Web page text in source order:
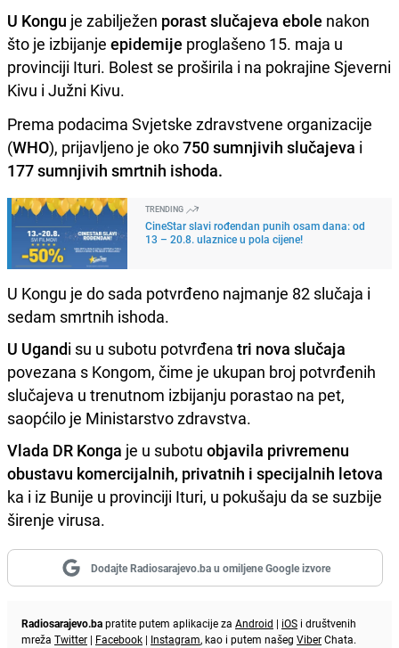
U Kongu je zabilježen porast slučajeva ebole nakon
što je izbijanje epidemije proglašeno 15. maja u
provinciji Ituri. Bolest se proširila i na pokrajine Sjeverni
Kivu i Južni Kivu.
Prema podacima Svjetske zdravstvene organizacije
(WHO), prijavljeno je oko750 sumnjivih slučajeva i
177 sumnjivih smrtnih ishoda.
TRENDING
CineStar slavi rođendan punih osam dana: od
13 – 20.8. ulaznice u pola cijene!
U Kongu je do sada potvrđeno najmanje 82 slučaja i
sedam smrtnih ishoda.
U Ugandi su u subotu potvrđena tri nova slučaja
povezana s Kongom, čime je ukupan broj potvrđenih
slučajeva u trenutnom izbijanju porastao na pet,
saopćilo je Ministarstvo zdravstva.
Vlada DR Konga je u subotu objavila privremenu
obustavu komercijalnih, privatnih i specijalnih letova
ka i iz Bunije u provinciji Ituri, u pokušaju da se suzbije
širenje virusa.
Dodajte Radiosarajevo.ba u omiljene Google izvore
Radiosarajevo.bapratite putem aplikacije za Android | iOS i društvenih
mreža Twitter | Facebook | Instagram, kao i putem našeg ViberChata.